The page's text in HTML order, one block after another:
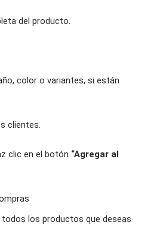
del producto.
color o variantes, si están
clientes.
clic en el botón “Agregar al
todos los productos que deseas